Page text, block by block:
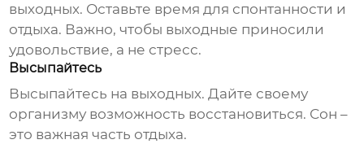
выходных. Оставьте время для спонтанности и
отдыха. Важно, чтобы выходные приносили
удовольствие, а не стресс.
Высыпайтесь
Высыпайтесь на выходных. Дайте своему
организму возможность восстановиться. Сон –
это важная часть отдыха.